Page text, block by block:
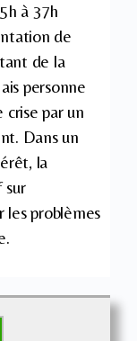
à 37h
de
de la
personne
crise par un
Dans un
la
sur
les problèmes